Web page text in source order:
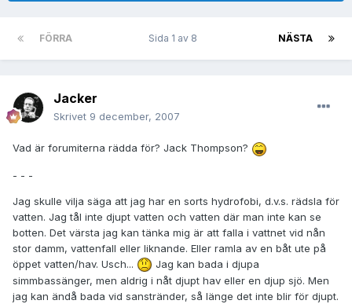
FÖRRA NÄSTA
Sida 1 av 8
Jacker
Skrivet 9 december, 2007
Vad är forumiterna rädda för? Jack Thompson?
- - -
Jag skulle vilja säga att jag har en sorts hydrofobi, d.v.s. rädsla för
vatten. Jag tål inte djupt vatten och vatten där man inte kan se
botten. Det värsta jag kan tänka mig är att falla i vattnet vid nån
stor damm, vattenfall eller liknande. Eller ramla av en båt ute på
öppet vatten/hav. Usch...
Jag kan bada i djupa
simmbassänger, men aldrig i nåt djupt hav eller en djup sjö. Men
jag kan ändå bada vid sanstränder, så länge det inte blir för djupt.